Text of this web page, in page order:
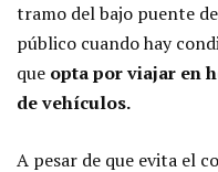
tramo del bajo puente
público cuando hay
que opta por viajar en
de vehículos.
A pesar de que evita el